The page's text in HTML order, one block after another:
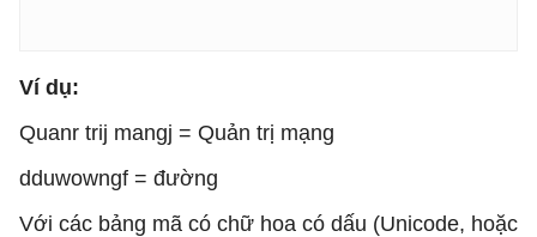
Ví dụ:
Quanr trij mangj = Quản trị mạng
dduwowngf = đường
Với các bảng mã có chữ hoa có dấu (Unicode, hoặc